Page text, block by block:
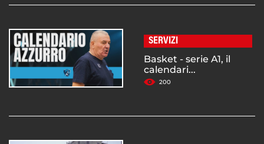
SERVIZI
Basket - serie A1, il
calendari...
200